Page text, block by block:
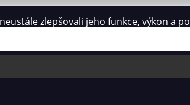
Přihlásit se/
zlepšovali jeho funkce, výkon a